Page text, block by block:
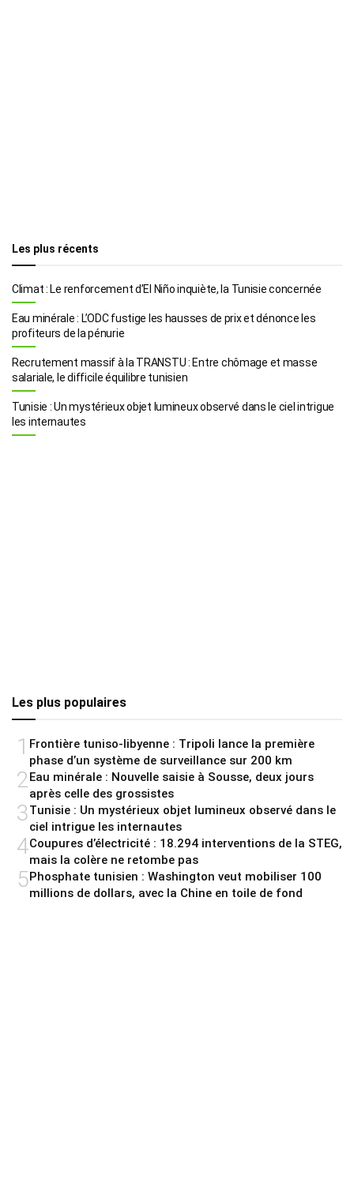
Les plus récents
Climat : Le renforcement d’El Niño inquiète, la Tunisie concernée
Eau minérale : L’ODC fustige les hausses de prix et dénonce les
profiteurs de la pénurie
Recrutement massif à la TRANSTU : Entre chômage et masse
salariale, le difficile équilibre tunisien
Tunisie : Un mystérieux objet lumineux observé dans le ciel intrigue
les internautes
Les plus populaires
1 Frontière tuniso-libyenne : Tripoli lance la première
phase d’un système de surveillance sur 200 km
2Eau minérale : Nouvelle saisie à Sousse, deux jours
après celle des grossistes
3Tunisie : Un mystérieux objet lumineux observé dans le
ciel intrigue les internautes
4Coupures d’électricité : 18.294 interventions de la STEG,
mais la colère ne retombe pas
5Phosphate tunisien : Washington veut mobiliser 100
millions de dollars, avec la Chine en toile de fond